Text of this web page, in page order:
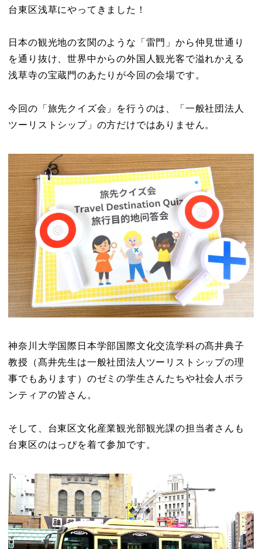
台東区浅草にやってきました！
日本の観光地の玄関のような「雷門」から仲見世通り
を通り抜け、世界中からの外国人観光客で溢れかえる
浅草寺の宝蔵門のあたりが今回の会場です。
今回の「旅先クイズ会」を行うのは、「一般社団法人
ツーリストシップ」の方だけではありません。
神奈川大学国際日本学部国際文化交流学科の髙井典子
教授（髙井先生は一般社団法人ツーリストシップの理
事でもあります）のゼミの学生さんたちや社会人ボラ
ンティアの皆さん。
そして、台東区文化産業観光部観光課の担当者さんも
台東区のはっぴを着て参加です。